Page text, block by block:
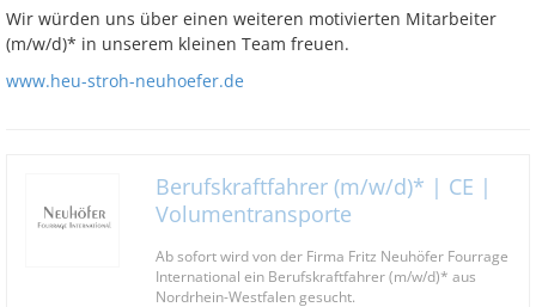
Wir würden uns über einen weiteren motivierten Mitarbeiter
(m/w/d)* in unserem kleinen Team freuen.
www.heu-stroh-neuhoefer.de
Berufskraftfahrer (m/w/d)* | CE |
Volumentransporte
Ab sofort wird von der Firma Fritz Neuhöfer Fourrage
International ein Berufskraftfahrer (m/w/d)* aus
Nordrhein-Westfalen gesucht.